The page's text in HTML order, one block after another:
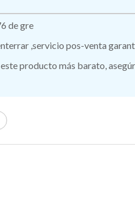
de gre
,servicio pos-venta
producto más barato,